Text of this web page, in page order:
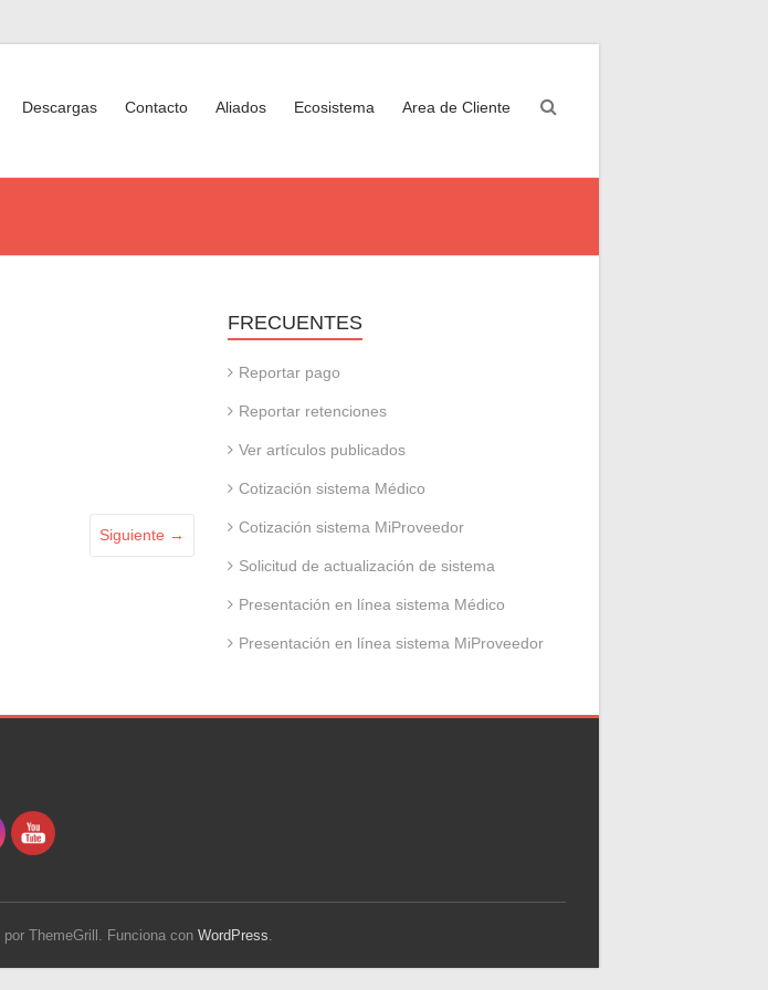
Descargas Contacto Aliados Ecosistema Area de Cliente
Siguiente →
FRECUENTES
Reportar pago
Reportar retenciones
Ver artículos publicados
Cotización sistema Médico
Cotización sistema MiProveedor
Solicitud de actualización de sistema
Presentación en línea sistema Médico
Presentación en línea sistema MiProveedor
por ThemeGrill. Funciona con WordPress.